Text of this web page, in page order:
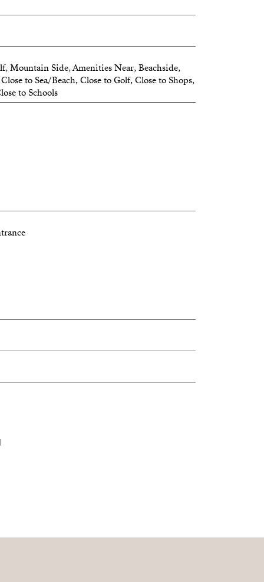
Mountain Side, Amenities Near, Beachside,
to Sea/Beach, Close to Golf, Close to Shops,
to Schools